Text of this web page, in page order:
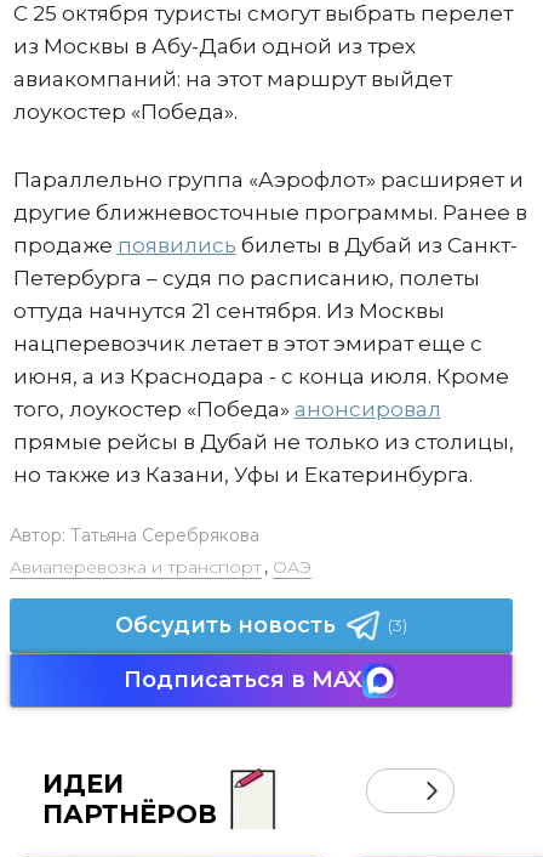
С 25 октября туристы смогут выбрать перелет
из Москвы в Абу-Даби одной из трех
авиакомпаний: на этот маршрут выйдет
лоукостер «Победа».
Параллельно группа «Аэрофлот» расширяет и
другие ближневосточные программы. Ранее в
продаже появились билеты в Дубай из Санкт-
Петербурга – судя по расписанию, полеты
оттуда начнутся 21 сентября. Из Москвы
нацперевозчик летает в этот эмират еще с
июня, а из Краснодара - с конца июля. Кроме
того, лоукостер «Победа» анонсировал
прямые рейсы в Дубай не только из столицы,
но также из Казани, Уфы и Екатеринбурга.
Автор: Татьяна Серебрякова
Авиаперевозка и транспорт, ОАЭ
Обсудить новость (3)
Подписаться в MAX
ИДЕИ
ПАРТНЁРОВ